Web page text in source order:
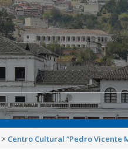
> Centro Cultural “Pedro Vicente